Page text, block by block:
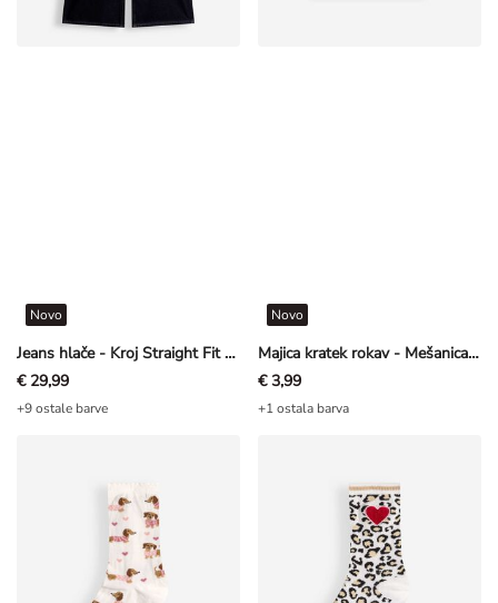
Jeans hlače - Kroj Straight Fit - temno modra
Novo
€ 29,99
+9 ostale barve
Majica kratek rokav - Mešanica bombaža - črna
Novo
€ 3,99
+1 ostala barva